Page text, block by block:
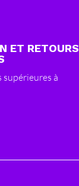
ET RETOURS
supérieures à